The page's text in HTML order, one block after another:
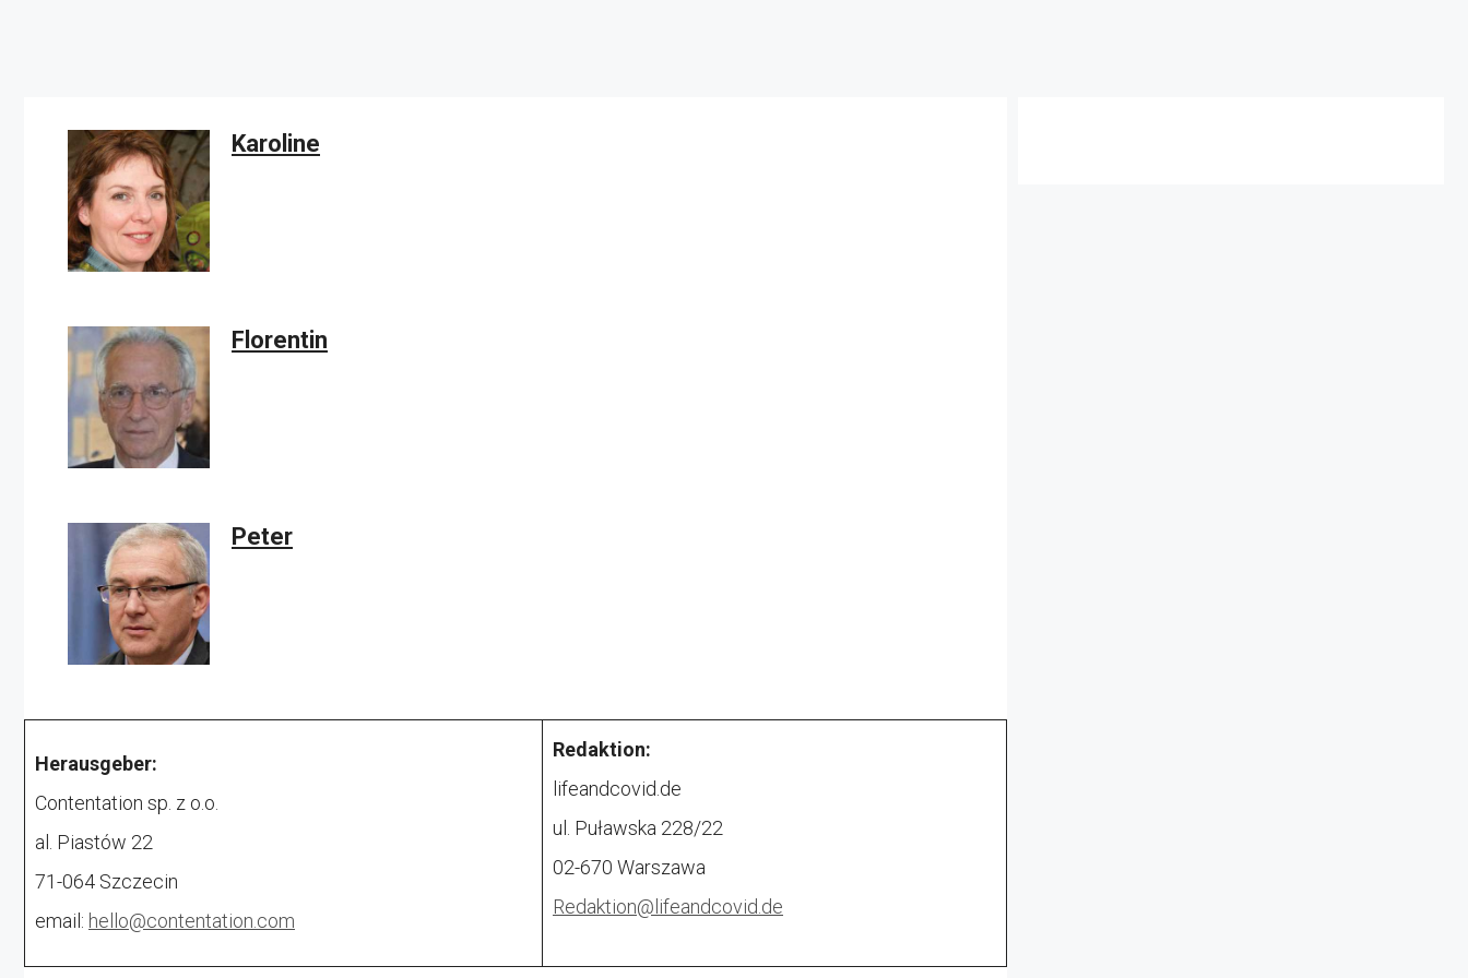
Karoline
Florentin
Peter
Herausgeber:
Contentation sp. z o.o.
al. Piastów 22
71-064 Szczecin
email: hello@contentation.com
Redaktion:
lifeandcovid.de
ul. Puławska 228/22
02-670 Warszawa
Redaktion@ lifeandcovid.de